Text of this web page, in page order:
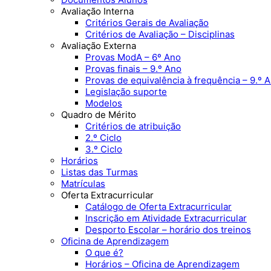
Avaliação Interna
Critérios Gerais de Avaliação
Critérios de Avaliação – Disciplinas
Avaliação Externa
Provas ModA – 6º Ano
Provas finais – 9.º Ano
Provas de equivalência à frequência – 9.º
Legislação suporte
Modelos
Quadro de Mérito
Critérios de atribuição
2.º Ciclo
3.º Ciclo
Horários
Listas das Turmas
Matrículas
Oferta Extracurricular
Catálogo de Oferta Extracurricular
Inscrição em Atividade Extracurricular
Desporto Escolar – horário dos treinos
Oficina de Aprendizagem
O que é?
Horários – Oficina de Aprendizagem